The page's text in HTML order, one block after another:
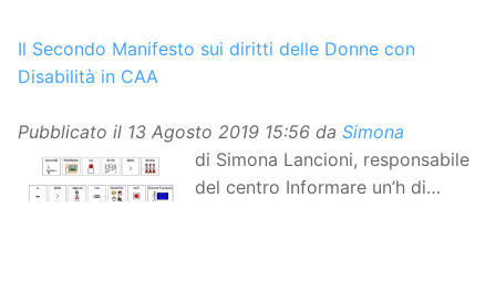
Il Secondo Manifesto sui diritti delle Donne con
Disabilità in CAA
Pubblicato il 13 Agosto 2019 15:56 da Simona
di Simona Lancioni, responsabile
del centro Informare un’h di